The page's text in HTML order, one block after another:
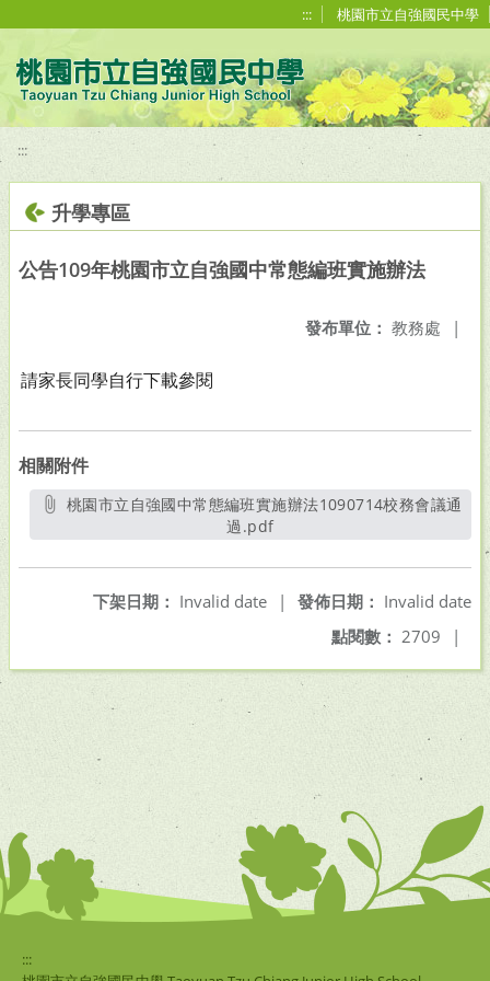
::: 桃園市立自強國民中學
:::
升學專區
公告109年桃園市立自強國中常態編班實施辦法
發布單位： 教務處 |
請家長同學自行下載參閱
相關附件
過.pdf另開新視窗
發佈日期： Invalid date
下架日期： Invalid date
|
點閱數： 2709 |
:::